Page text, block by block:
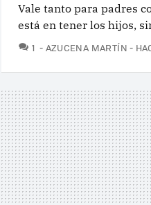
Vale tanto para padres
está en tener los hijos,
1 COMENTARIOS
AZUCENA MARTÍN